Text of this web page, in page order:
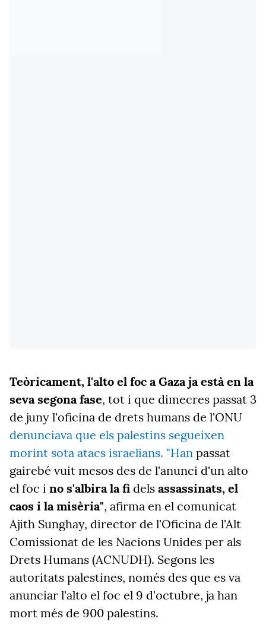
Teòricament, l'alto el foc a Gaza ja està en la
seva segona fase, tot i que dimecres passat 3
de juny l'oficina de drets humans de l'ONU
denunciava que els palestins segueixen
morint sota atacs israelians. "Han passat
gairebé vuit mesos des de l'anunci d'un alto
el foc i no s'albira la fi dels assassinats, el
caos i la misèria", afirma en el comunicat
Ajith Sunghay, director de l'Oficina de l'Alt
Comissionat de les Nacions Unides per als
Drets Humans (ACNUDH). Segons les
autoritats palestines, només des que es va
anunciar l'alto el foc el 9 d'octubre, ja han
mort més de 900 palestins.